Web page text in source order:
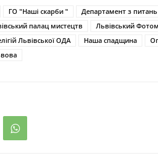
ГО "Наші скарби " Департамент з
палац мистецтв
Львівський
Львівської ОДА
Наша спадщина